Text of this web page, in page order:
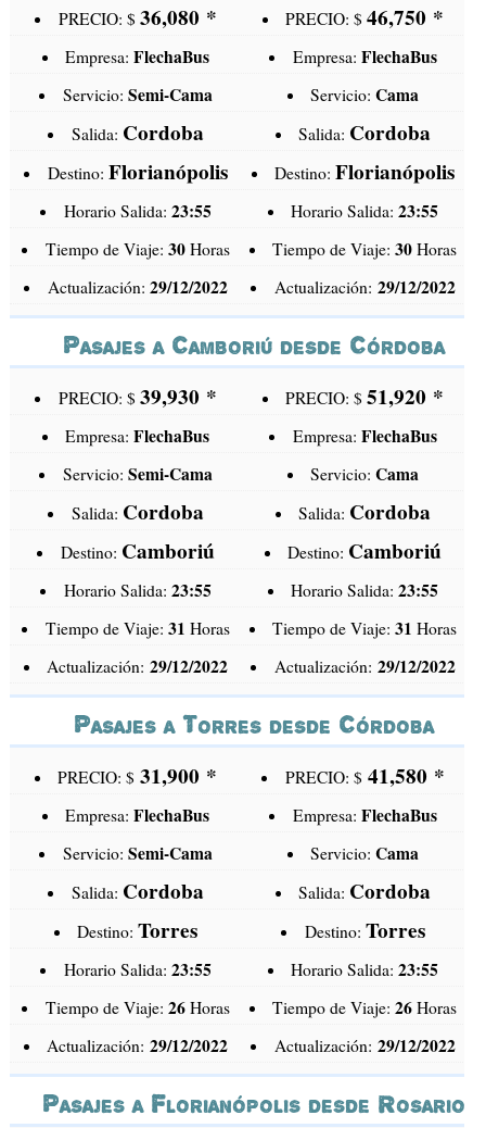
PRECIO: $ 36,080 *
Empresa:FlechaBus
Servicio: Semi-Cama
Salida: Cordoba
Destino: Florianópolis
Horario Salida: 23:55
Tiempo de Viaje: 30Horas
Actualización: 29/12/2022
PRECIO: $46,750 *
Empresa: FlechaBus
Servicio:Cama
Salida: Cordoba
Destino:Florianópolis
Horario Salida:23:55
Tiempo de Viaje:30 Horas
Actualización: 29/12/2022
Pasajes a Camboriú desde Córdoba
PRECIO: $ 39,930 *
Empresa:FlechaBus
Servicio: Semi-Cama
Salida: Cordoba
Destino: Camboriú
Horario Salida: 23:55
Tiempo de Viaje: 31 Horas
Actualización:29/12/2022
PRECIO: $51,920 *
Empresa: FlechaBus
Servicio:Cama
Salida: Cordoba
Destino: Camboriú
Horario Salida:23:55
Tiempo de Viaje:31 Horas
Actualización: 29/12/2022
Pasajes a Torres desde Córdoba
PRECIO: $31,900 *
Empresa:FlechaBus
Servicio: Semi-Cama
Salida: Cordoba
Destino:Torres
Horario Salida: 23:55
Tiempo de Viaje: 26Horas
Actualización:29/12/2022
PRECIO: $ 41,580 *
Empresa: FlechaBus
Servicio:Cama
Salida: Cordoba
Destino: Torres
Horario Salida:23:55
Tiempo de Viaje:26 Horas
Actualización: 29/12/2022
Pasajes a Florianópolis desde Rosario